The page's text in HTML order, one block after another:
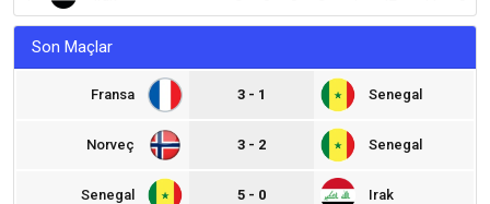
Son Maçlar
Fransa 3 - 1 Senegal
Norveç 3 - 2 Senegal
Senegal 5 - 0 Irak